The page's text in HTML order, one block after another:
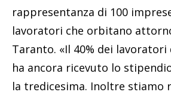
rappresentanza di 100
lavoratori che orbitano
Taranto. «Il 40% dei lavoratori
ha ancora ricevuto lo
la tredicesima. Inoltre stiamo